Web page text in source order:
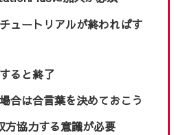
ュートリアルが終わればす
ると終了
合は合言葉を決めておこう
協力する意識が必要